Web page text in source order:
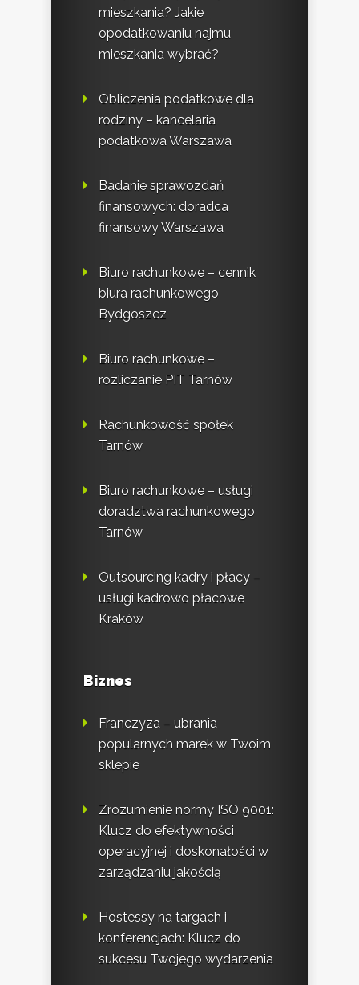
mieszkania? Jakie
opodatkowaniu najmu
mieszkania wybrać?
Obliczenia podatkowe dla
rodziny – kancelaria
podatkowa Warszawa
Badanie sprawozdań
finansowych: doradca
finansowy Warszawa
Biuro rachunkowe – cennik
biura rachunkowego
Bydgoszcz
Biuro rachunkowe –
rozliczanie PIT Tarnów
Rachunkowość spółek
Tarnów
Biuro rachunkowe – usługi
doradztwa rachunkowego
Tarnów
Outsourcing kadry i płacy –
usługi kadrowo płacowe
Kraków
Biznes
Franczyza – ubrania
popularnych marek w Twoim
sklepie
Zrozumienie normy ISO 9001:
Klucz do efektywności
operacyjnej i doskonałości w
zarządzaniu jakością
Hostessy na targach i
konferencjach: Klucz do
sukcesu Twojego wydarzenia